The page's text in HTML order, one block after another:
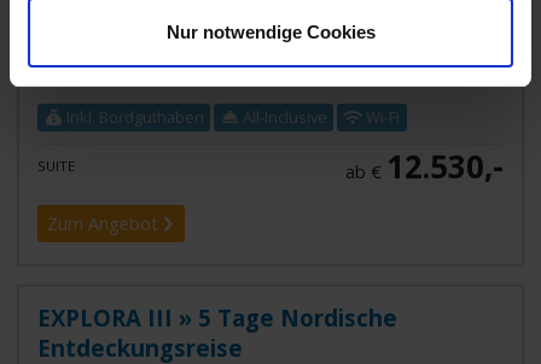
Nur notwendige Cookies
Vereinigtes Königreich
Inkl. Bordguthaben All-Inclusive Wi-Fi
SUITE ab € 12.530,-
Zum Angebot
EXPLORA III » 5 Tage Nordische
Entdeckungsreise